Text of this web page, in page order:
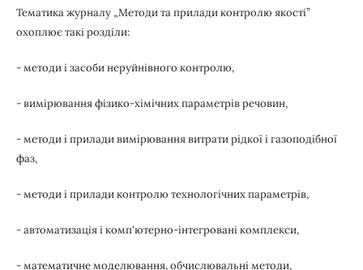
Тематика журналу „Методи та прилади контролю якості”
охоплює такі розділи:
- методи і засоби неруйнівного контролю,
- вимірювання фізико-хімічних параметрів речовин,
- методи і прилади вимірювання витрати рідкої і газоподібної
фаз,
- методи і прилади контролю технологічних параметрів,
- автоматизація і комп'ютерно-інтегровані комплекси,
- математичне моделювання, обчислювальні методи,